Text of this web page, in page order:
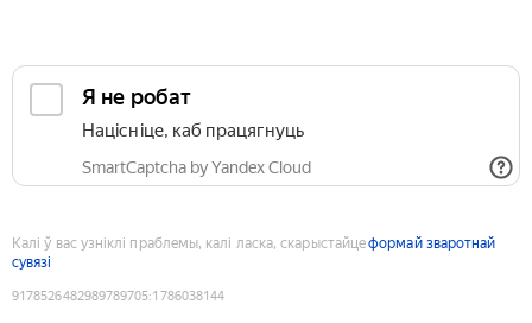
Я не робат
Націсніце, каб працягнуць
SmartCaptcha by Yandex Cloud
Калі ў вас узніклі праблемы, калі ласка, скарыстайцеформай зваротнай
сувязі
9178526482989789705:1786038144